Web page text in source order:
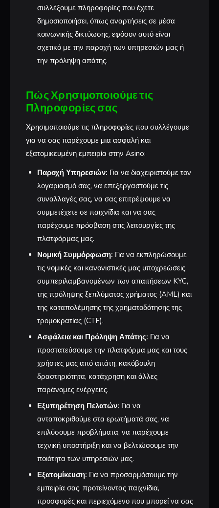
συλλέξουμε πληροφορίες που έχετε
δημοσιοποιήσει, όπως αναρτήσεις σε μέσα
κοινωνικής δικτύωσης, εφόσον αυτό είναι
σχετικό με την παροχή των υπηρεσιών μας ή
την πρόληψη απάτης.
Πώς Χρησιμοποιούμε τις
Πληροφορίες σας
Χρησιμοποιούμε τις πληροφορίες που συλλέγουμε
για να σας παρέχουμε μια ασφαλή και
εξατομικευμένη εμπειρία στην Asino:
Παροχή Υπηρεσιών: Για να διαχειριστούμε τον
λογαριασμό σας, να επεξεργαστούμε τις
συναλλαγές σας, να σας επιτρέψουμε να
συμμετέχετε σε παιχνίδια και να σας
παρέχουμε πρόσβαση στις λειτουργίες της
πλατφόρμας μας.
Νομική Συμμόρφωση: Για να εκπληρώσουμε
τις νομικές και κανονιστικές μας υποχρεώσεις,
συμπεριλαμβανομένων των απαιτήσεων KYC,
της πρόληψης ξεπλύματος χρήματος (AML) και
της καταπολέμησης της χρηματοδότησης της
τρομοκρατίας (CTF).
Ασφάλεια και Πρόληψη Απάτης: Για να
προστατεύσουμε την πλατφόρμα μας και τους
χρήστες μας από απάτη, κακόβουλη
δραστηριότητα, κατάχρηση και άλλες
παράνομες ενέργειες.
Εξυπηρέτηση Πελατών: Για να
ανταποκριθούμε στα ερωτήματά σας, να
επιλύσουμε προβλήματα, να παρέχουμε
τεχνική υποστήριξη και να βελτιώσουμε την
ποιότητα των υπηρεσιών μας.
Εξατομίκευση: Για να προσαρμόσουμε την
εμπειρία σας, προτείνοντας παιχνίδια,
προσφορές και περιεχόμενο που μπορεί να σας